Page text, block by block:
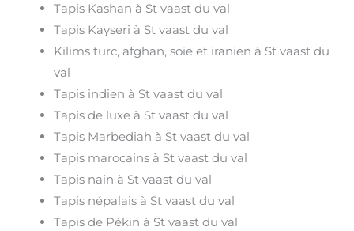
Tapis Kashan à St vaast du val
Tapis Kayseri à St vaast du val
Kilims turc, afghan, soie et iranien à St vaast du
val
Tapis indien à St vaast du val
Tapis de luxe à St vaast du val
Tapis Marbediah à St vaast du val
Tapis marocains à St vaast du val
Tapis nain à St vaast du val
Tapis népalais à St vaast du val
Tapis de Pékin à St vaast du val